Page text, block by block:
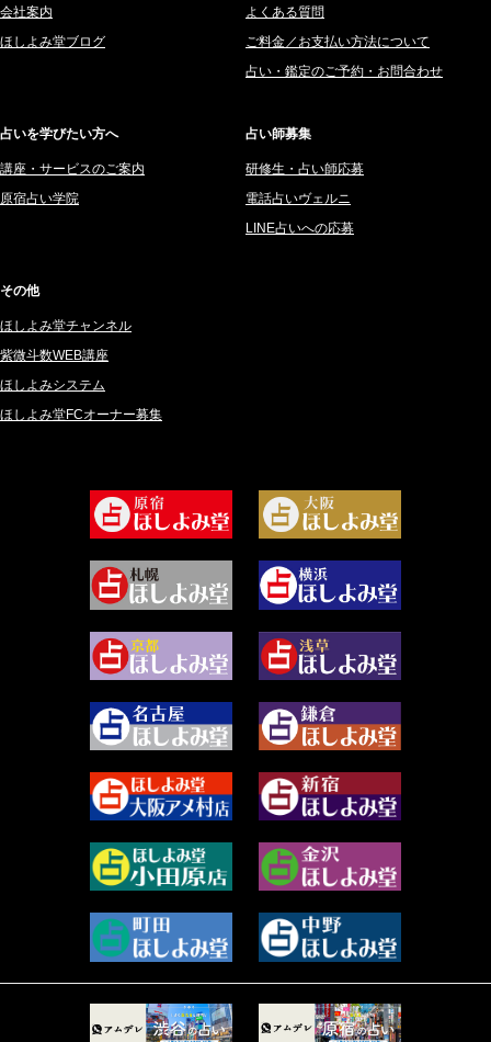
紫村 明世 (34)
桜望巴千 (270)
綺咲みゆき (22)
比呂 酒井 (59)
ロザリン (157)
坂宮 鈴果 (82)
尾羽奈美海 (95)
藻那ムール (2)
白丸モカ (180)
水浅葱 旬時 (150)
阿佐霧 峰麿 (37)
源 彩乃 (65)
美月マーシャ (212)
芽百マミム (739)
真巳華 - Mamika - (268)
プラタ 真寿 (165)
紅月Luru (5)
ルーカス伽豆海 (1111)
2025年8月 (182)
2024年12月 (57)
2024年11月 (38)
2024年10月 (36)
2024年9月 (39)
2024年8月 (45)
2024年5月 (92)
2024年3月 (49)
2024年2月 (40)
2024年1月 (63)
2023年12月 (86)
2023年11月 (67)
2023年10月 (36)
2023年9月 (37)
2023年8月 (46)
2023年7月 (59)
2023年6月 (73)
2023年5月 (67)
2023年4月 (73)
2023年2月 (99)
会社案内
ほしよみ堂ブログ
よくある質問
ご料金／お支払い方法について
占い・鑑定のご予約・お問合わせ
占いを学びたい方へ
講座・サービスのご案内
原宿占い学院
占い師募集
研修生・占い師応募
電話占いヴェルニ
LINE占いへの応募
その他
ほしよみ堂チャンネル
紫微斗数WEB講座
ほしよみシステム
ほしよみ堂FCオーナー募集